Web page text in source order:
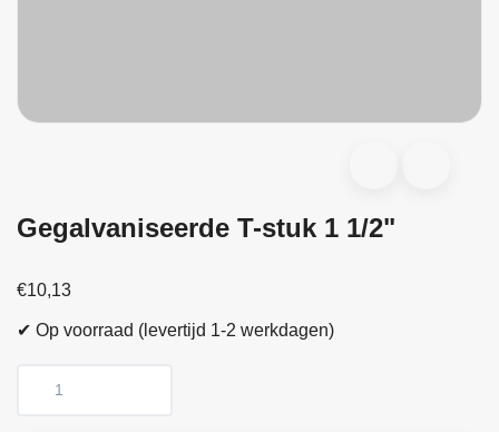
Gegalvaniseerde T-stuk 1 1/2"
€10,13
✔ Op voorraad (levertijd 1-2 werkdagen)